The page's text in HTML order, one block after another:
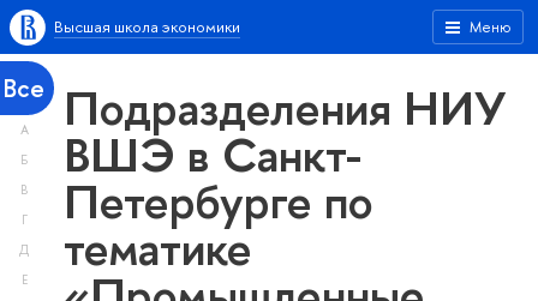
Меню
Высшая школа экономики
Все
А
Б
В
Г
Д
Е
Подразделения НИУ
ВШЭ в Санкт-
Петербурге по
тематике